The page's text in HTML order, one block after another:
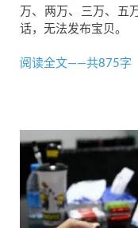
万、两万、三万、五
话，无法发布宝贝。
阅读全文——共875字